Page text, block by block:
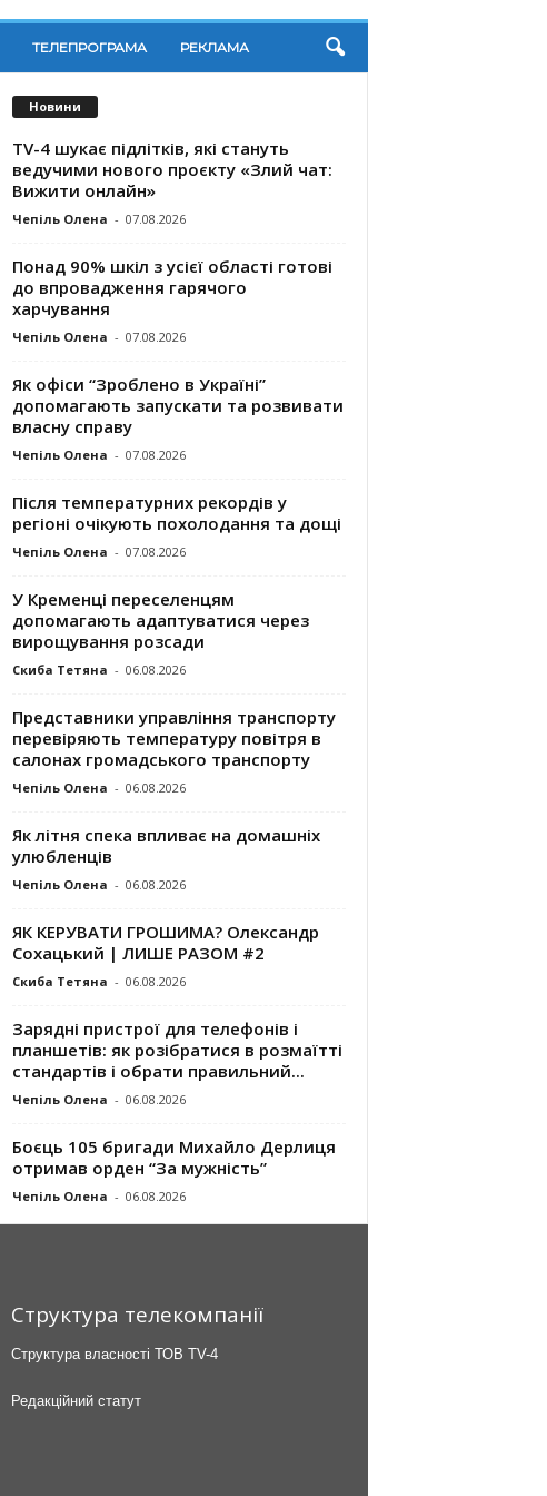
ТЕЛЕПРОГРАМА РЕКЛАМА
Новини
TV-4 шукає підлітків, які стануть
ведучими нового проєкту «Злий чат:
Вижити онлайн»
Чепіль Олена - 07.08.2026
Понад 90% шкіл з усієї області готові
до впровадження гарячого
харчування
Чепіль Олена - 07.08.2026
Як офіси “Зроблено в Україні”
допомагають запускaти та розвивати
власну справу
Чепіль Олена - 07.08.2026
Після температурних рекордів у
регіоні очікують похолодання та дощі
Чепіль Олена - 07.08.2026
У Кременці переселенцям
допомагають адаптуватися через
вирощування розсади
Скиба Тетяна - 06.08.2026
Представники управління транспорту
перевіряють температуру повітря в
салонах громадського транспорту
Чепіль Олена - 06.08.2026
Як літня спека впливає на домашніх
улюбленців
Чепіль Олена - 06.08.2026
ЯК КЕРУВАТИ ГРОШИМА? Олександр
Сохацький | ЛИШЕ РАЗОМ #2
Скиба Тетяна - 06.08.2026
Зарядні пристрої для телефонів і
планшетів: як розібратися в розмаїтті
стандартів і обрати правильний...
Чепіль Олена - 06.08.2026
Боєць 105 бригади Михайло Дерлиця
отримав орден “За мужність”
Чепіль Олена - 06.08.2026
Структура телекомпанії
Структура власності ТОВ TV-4
Редакційний статут